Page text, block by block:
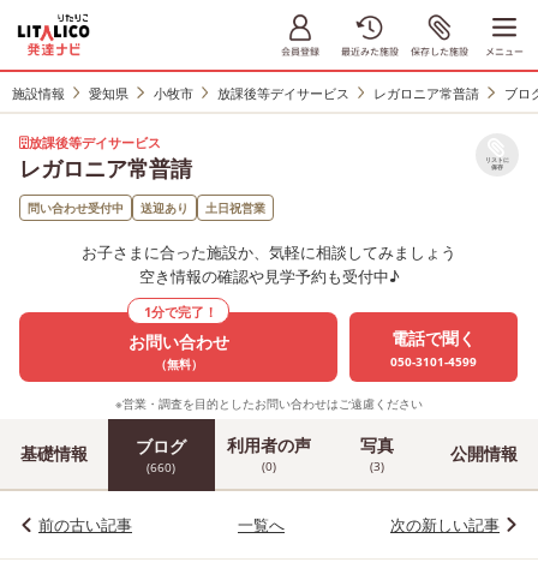
施設情報 愛知県 小牧市 放課後等デイサービス レガロニア常普請 ブロ
放課後等デイサービス
レガロニア常普請 リストに
保存
問い合わせ受付中 送迎あり 土日祝営業
お子さまに合った施設か、気軽に相談してみましょう
空き情報の確認や見学予約も受付中♪
1分で完了！
お問い合わせ
（無料）
電話で聞く
050-3101-4599
※営業・調査を目的としたお問い合わせはご遠慮ください
基礎情報 ブログ
(660)
利用者の声
(0)
写真
(3)
公開情報
前の古い記事 一覧へ 次の新しい記事